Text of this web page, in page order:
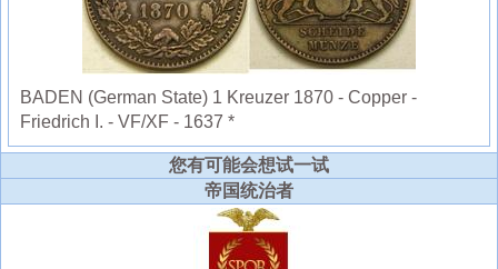
BADEN (German State) 1 Kreuzer 1870 - Copper -
Friedrich I. - VF/XF - 1637 *
您有可能会想试一试
帝国统治者